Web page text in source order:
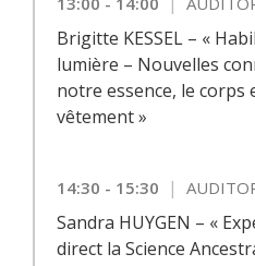
Brigitte KESSEL – «
lumière – Nouvelles
notre essence, le corps
vêtement »
14:30 - 15:30 |
Sandra HUYGEN – «
direct la Science